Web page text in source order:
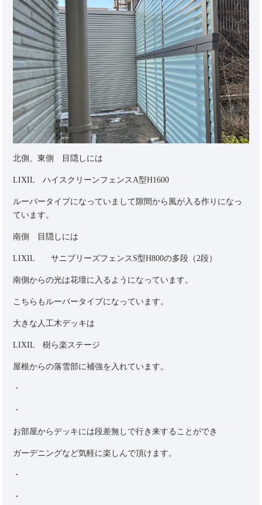
北側、東側 目隠しには
LIXIL ハイスクリーンフェンスA型H1600
ルーバータイプになっていまして隙間から風が入る作りになっ
ています。
南側 目隠しには
LIXIL サニブリーズフェンスS型H800の多段（2段）
南側からの光は花壇に入るようになっています。
こちらもルーバータイプになっています。
大きな人工木デッキは
LIXIL 樹ら楽ステージ
屋根からの落雪部に補強を入れています。
・
・
お部屋からデッキには段差無しで行き来することができ
ガーデニングなど気軽に楽しんで頂けます。
・
・